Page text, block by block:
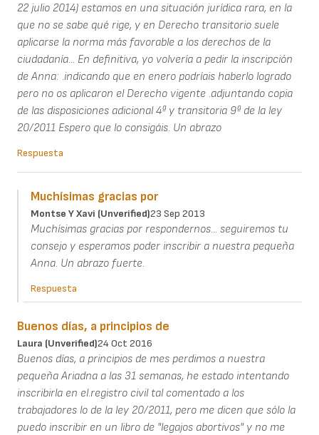
22 julio 2014) estamos en una situación jurídica rara, en la
que no se sabe qué rige, y en Derecho transitorio suele
aplicarse la norma más favorable a los derechos de la
ciudadanía... En definitiva, yo volvería a pedir la inscripción
de Anna: .indicando que en enero podríais haberlo logrado
pero no os aplicaron el Derecho vigente .adjuntando copia
de las disposiciones adicional 4ª y transitoria 9ª de la ley
20/2011 Espero que lo consigáis. Un abrazo
Respuesta
Muchísimas gracias por
Montse Y Xavi (unverified)23 Sep 2013
Muchísimas gracias por respondernos... seguiremos tu
consejo y esperamos poder inscribir a nuestra pequeña
Anna. Un abrazo fuerte.
Respuesta
Buenos días, a principios de
Laura (unverified)24 Oct 2016
Buenos días, a principios de mes perdimos a nuestra
pequeña Ariadna a las 31 semanas, he estado intentando
inscribirla en el.registro civil tal comentado a los
trabajadores lo de la ley 20/2011, pero me dicen que sólo la
puedo inscribir en un libro de "legajos abortivos" y no me